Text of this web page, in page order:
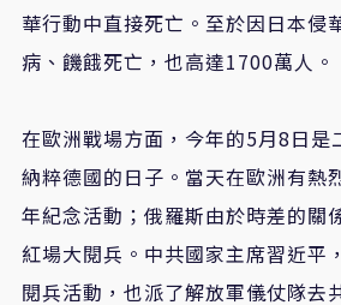
華行動中直接死亡。至於因日本侵
病、饑餓死亡，也高達1700
在歐洲戰場方面，今年的5月8日是
納粹德國的日子。當天在歐洲有熱
年紀念活動；俄羅斯由於時差的關
紅場大閱兵。中共國家主席習近平
閱兵活動，也派了解放軍儀仗隊去